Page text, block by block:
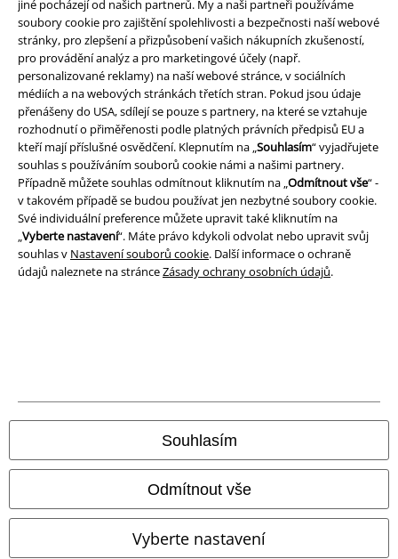
jiné pocházejí od našich partnerů. My a naši partneři používáme
soubory cookie pro zajištění spolehlivosti a bezpečnosti naší webové
stránky, pro zlepšení a přizpůsobení vašich nákupních zkušeností,
pro provádění analýz a pro marketingové účely (např.
personalizované reklamy) na naší webové stránce, v sociálních
médiích a na webových stránkách třetích stran. Pokud jsou údaje
přenášeny do USA, sdílejí se pouze s partnery, na které se vztahuje
rozhodnutí o přiměřenosti podle platných právních předpisů EU a
kteří mají příslušné osvědčení. Klepnutím na „Souhlasím“ vyjadřujete
souhlas s používáním souborů cookie námi a našimi partnery.
Případně můžete souhlas odmítnout kliknutím na „Odmítnout vše“ -
v takovém případě se budou používat jen nezbytné soubory cookie.
Své individuální preference můžete upravit také kliknutím na
„Vyberte nastavení“. Máte právo kdykoli odvolat nebo upravit svůj
souhlas v Nastavení souborů cookie. Další informace o ochraně
údajů naleznete na stránceZásady ochrany osobních údajů.
Souhlasím
Odmítnout vše
Vyberte nastavení
Stáhněte si novou EMP aplikaci zdarma a využijte všechny nové
funkce a výhody!
A Warner Music Group Company
Ochrana osobních údajů